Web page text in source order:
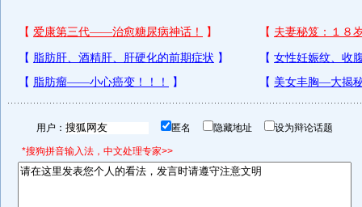
用户： 匿名 隐藏地址 设为辩论话题
*搜狗拼音输入法，中文处理专家>>